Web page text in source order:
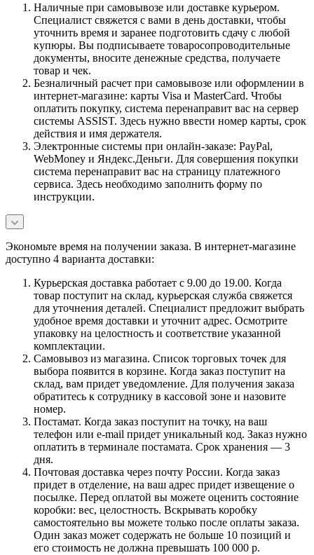
Наличные при самовывозе или доставке курьером.
Специалист свяжется с вами в день доставки, чтобы
уточнить время и заранее подготовить сдачу с любой
купюры. Вы подписываете товаросопроводительные
документы, вносите денежные средства, получаете
товар и чек.
Безналичный расчет при самовывозе или оформлении в
интернет-магазине: карты Visa и MasterCard. Чтобы
оплатить покупку, система перенаправит вас на сервер
системы ASSIST. Здесь нужно ввести номер карты, срок
действия и имя держателя.
Электронные системы при онлайн-заказе: PayPal,
WebMoney и Яндекс.Деньги. Для совершения покупки
система перенаправит вас на страницу платежного
сервиса. Здесь необходимо заполнить форму по
инструкции.
Экономьте время на получении заказа. В интернет-магазине
доступно 4 варианта доставки:
Курьерская доставка работает с 9.00 до 19.00. Когда
товар поступит на склад, курьерская служба свяжется
для уточнения деталей. Специалист предложит выбрать
удобное время доставки и уточнит адрес. Осмотрите
упаковку на целостность и соответствие указанной
комплектации.
Самовывоз из магазина. Список торговых точек для
выбора появится в корзине. Когда заказ поступит на
склад, вам придет уведомление. Для получения заказа
обратитесь к сотруднику в кассовой зоне и назовите
номер.
Постамат. Когда заказ поступит на точку, на ваш
телефон или e-mail придет уникальный код. Заказ нужно
оплатить в терминале постамата. Срок хранения — 3
дня.
Почтовая доставка через почту России. Когда заказ
придет в отделение, на ваш адрес придет извещение о
посылке. Перед оплатой вы можете оценить состояние
коробки: вес, целостность. Вскрывать коробку
самостоятельно вы можете только после оплаты заказа.
Один заказ может содержать не больше 10 позиций и
его стоимость не должна превышать 100 000 р.